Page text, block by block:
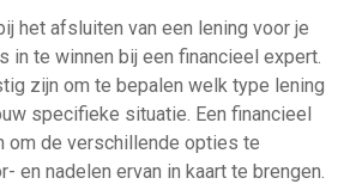
het afsluiten van een lening voor je
in te winnen bij een financieel expert.
zijn om te bepalen welk type lening
specifieke situatie. Een financieel
om de verschillende opties te
en nadelen ervan in kaart te brengen.